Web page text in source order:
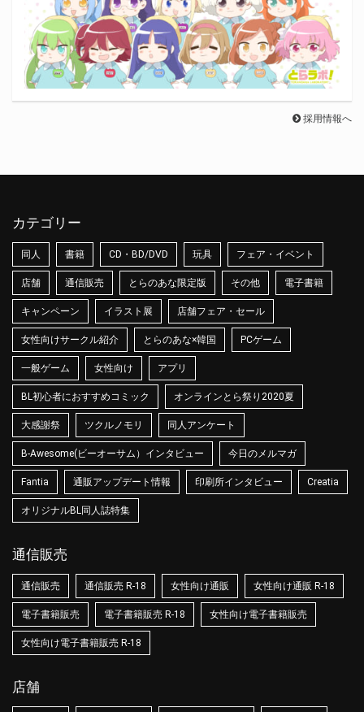
採用情報へ
カテゴリー
同人 書籍 CD・BD/DVD 玩具 フェア・イベント
店舗 通信販売 とらのあな限定版 その他 電子書籍
キャンペーン イラスト展 店舗フェア・セール
女性向けサークル紹介 とらのあな×韓国 PCゲーム
一般ゲーム 女性向け アプリ
BL初心者におすすめコミック オンラインとら祭り2020夏
大感謝祭 ツクルノモリ 同人アンケート
B-Awesome(ビーオーサム）インタビュー 今日のメルマガ
Fantia 通販アップデート情報 印刷所インタビュー Creatia
オリジナルBL同人誌特集
通信販売
通信販売 通信販売 R-18 女性向け通販 女性向け通販 R-18
電子書籍販売 電子書籍販売 R-18 女性向け電子書籍販売
女性向け電子書籍販売 R-18
店舗